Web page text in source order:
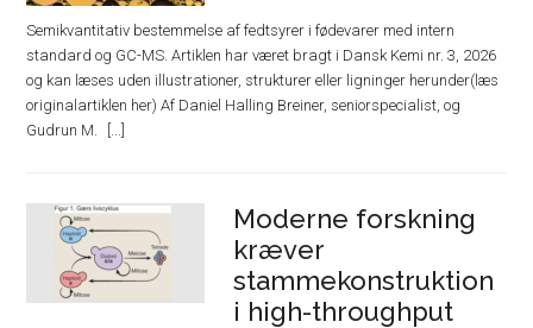
Semikvantitativ bestemmelse af fedtsyrer i fødevarer med intern
standard og GC-MS. Artiklen har været bragt i Dansk Kemi nr. 3, 2026
og kan læses uden illustrationer, strukturer eller ligninger herunder(læs
originalartiklen her) Af Daniel Halling Breiner, seniorspecialist, og
Gudrun M.
Moderne forskning
kræver
stammekonstruktion
i high-throughput